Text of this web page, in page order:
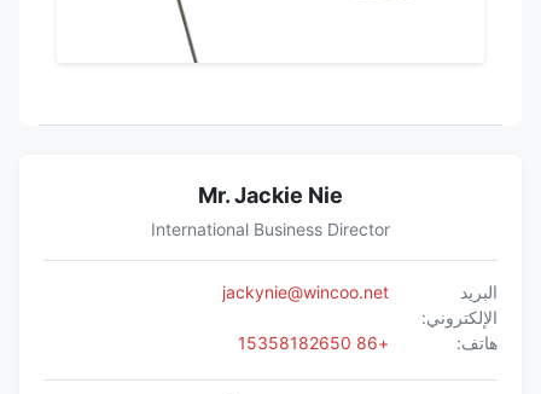
Mr. Jackie Nie
International Business Director
البريد
الإلكتروني:
jackynie@wincoo.net
هاتف: +86 15358182650